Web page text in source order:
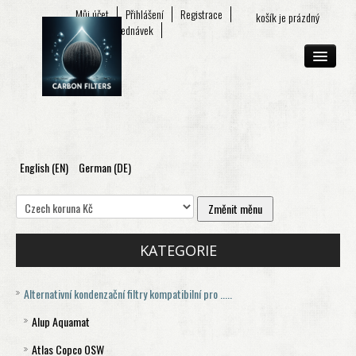
košík je prázdný
Můj účet Přihlášení
Registrace
Seznam objednávek
O FIRMĚ
E-SHOP
English (EN) German (DE)
KATEGORIE
Alternativní kondenzační filtry kompatibilní pro .....
Alup Aquamat
Aquamat 120
Atlas Copco OSW